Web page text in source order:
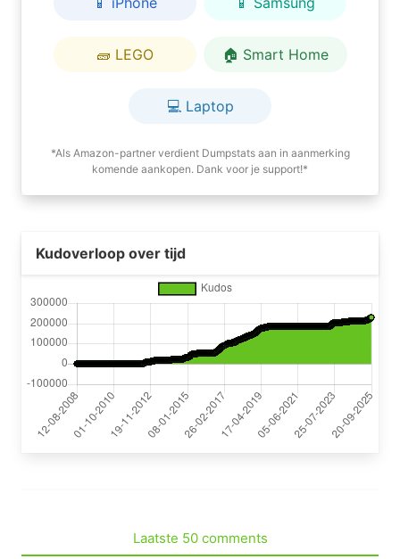
🧱 LEGO 🏠 Smart Home
💻 Laptop
*Als Amazon-partner verdient Dumpstats aan in aanmerking
komende aankopen. Dank voor je support!*
Kudoverloop over tijd
Laatste 50 comments